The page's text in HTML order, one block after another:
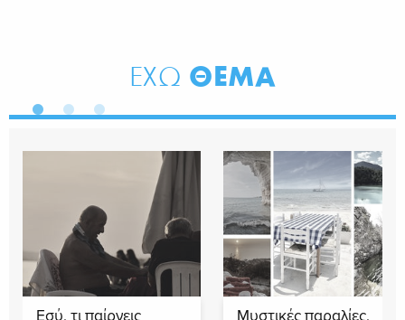
ΕΧΩ ΘΕΜΑ
Εσύ, τι παίρνεις
Μυστικές παραλίες,